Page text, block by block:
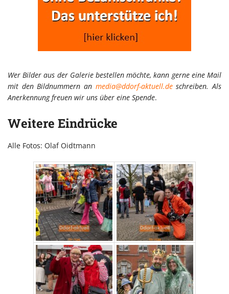
Wer Bilder aus der Galerie bestellen möchte, kann gerne eine Mail
mit den Bildnummern an media@ddorf-aktuell.deschreiben. Als
Anerkennung freuen wir uns über eine Spende.
Weitere Eindrücke
Alle Fotos: Olaf Oidtmann